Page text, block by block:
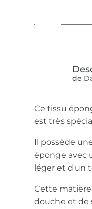
de
Ce tissu
est très
Il possède
éponge avec
léger et d'un
Cette
douche et de